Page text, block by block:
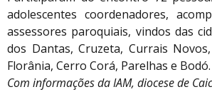
adolescentes coordenadores,
assessores paroquiais, vindos das
dos Dantas, Cruzeta, Currais
Florânia, Cerro Corá, Parelhas e Bodó.
Com informações da IAM, diocese de